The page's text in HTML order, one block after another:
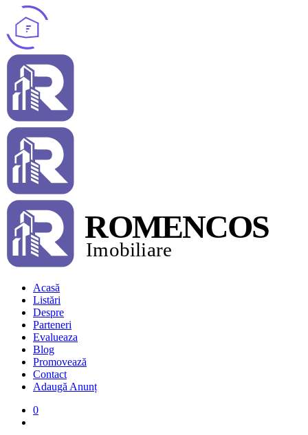
Acasă
Listări
Despre
Parteneri
Evalueaza
Blog
Promovează
Contact
Adaugă Anunț
0